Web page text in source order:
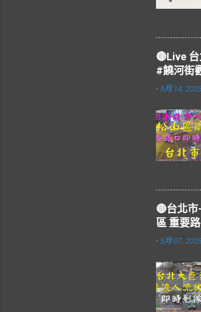
🔴Live
#饒河街
- 5月 14, 2025
🔴台北
區 重要
- 5月 07, 2025